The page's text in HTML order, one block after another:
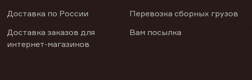
Доставка по России
Доставка заказов для
интернет-магазинов
Перевозка сборных грузов
Вам посылка